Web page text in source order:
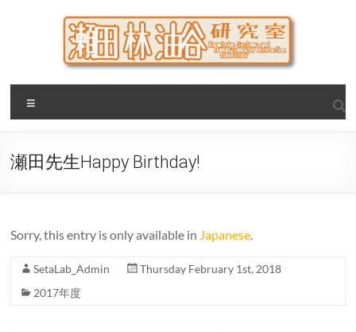
瀬田・林・油谷研究室
大阪公立大学 大学院 情報学研究科 学際情報学専攻 / 大阪府
立大学 理学部 情報数理科学科(大学院 理学系研究科 情報数理
瀬田先生Happy Birthday!
Sorry, this entry is only available in Japanese.
SetaLab_Admin
Thursday February 1st, 2018
2017年度